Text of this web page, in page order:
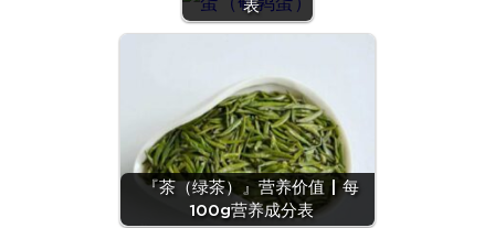
表
『茶（绿茶）』营养价值 | 每
100g营养成分表